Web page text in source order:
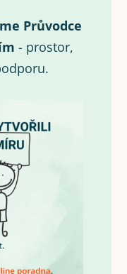
Průvodce
- prostor,